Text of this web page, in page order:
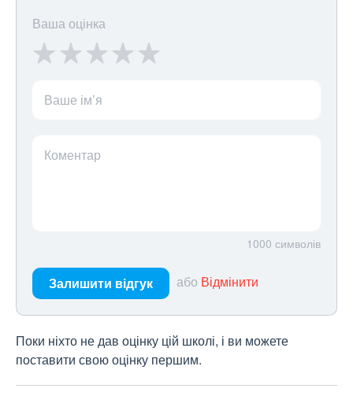
Ваша оцінка
Ваше ім’я
Коментар
1000 символів
Залишити відгук або Відмінити
Поки ніхто не дав оцінку цій школі, і ви можете
поставити свою оцінку першим.